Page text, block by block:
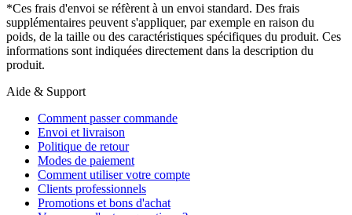
*Ces frais d'envoi se réfèrent à un envoi standard. Des frais
supplémentaires peuvent s'appliquer, par exemple en raison du
poids, de la taille ou des caractéristiques spécifiques du produit. Ces
informations sont indiquées directement dans la description du
produit.
Aide & Support
Comment passer commande
Envoi et livraison
Politique de retour
Modes de paiement
Comment utiliser votre compte
Clients professionnels
Promotions et bons d'achat